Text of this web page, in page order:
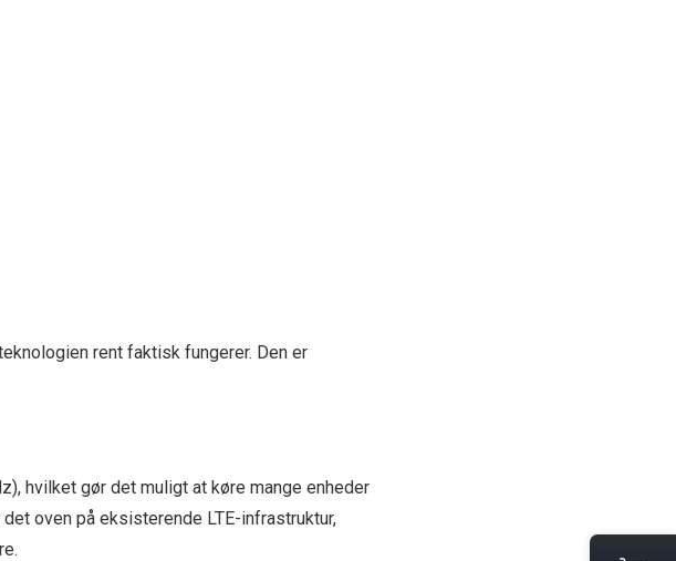
rent faktisk fungerer. Den er
hvilket gør det muligt at køre mange enheder
oven på eksisterende LTE-infrastruktur,